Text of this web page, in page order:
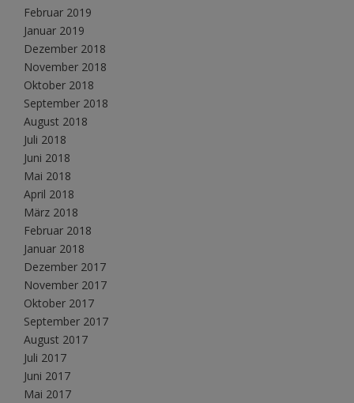
Februar 2019
Januar 2019
Dezember 2018
November 2018
Oktober 2018
September 2018
August 2018
Juli 2018
Juni 2018
Mai 2018
April 2018
März 2018
Februar 2018
Januar 2018
Dezember 2017
November 2017
Oktober 2017
September 2017
August 2017
Juli 2017
Juni 2017
Mai 2017